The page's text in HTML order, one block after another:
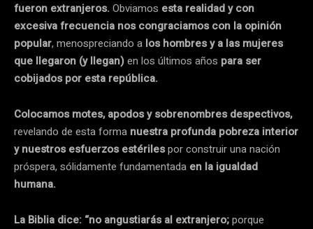
fueron extranjeros. Obviamos esta realidad y con
excesiva frecuencia nos congraciamos con la opinión
popular, menospreciando a los hombres y a las mujeres
que llegaron (y llegan)en los últimos años para ser
cobijados por esta república.
Colocamos motes, apodos y sobrenombres despectivos,
revelando de esta forma nuestra profunda pobreza interior
y nuestros esfuerzos estérilespor construir una nación
próspera, sólidamente fundamentada en la igualdad
humana.
La Biblia dice: “no angustiarás al extranjero;porque